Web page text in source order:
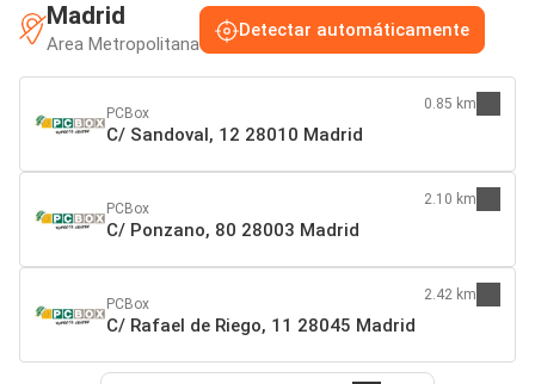
Madrid
Area Metropolitana
Detectar automáticamente
PCBox
C/ Sandoval, 12 28010 Madrid
0.85 km
PCBox
C/ Ponzano, 80 28003 Madrid
2.10 km
PCBox
C/ Rafael de Riego, 11 28045 Madrid
2.42 km